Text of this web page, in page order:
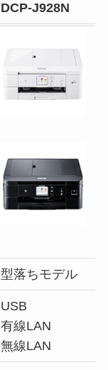
DCP-J928N
型落ちモデル
USB
有線LAN
無線LAN